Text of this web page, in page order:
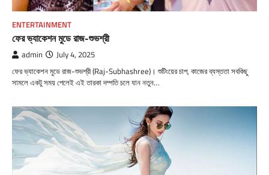
ENTERTAINMENT
ফের ভ্যাকেশন মুডে রাজ-শুভশ্রী
admin July 4, 2025
ফের ভ্যাকেশন মুডে রাজ-শুভশ্রী (Raj-Subhashree)। শুটিংয়ের চাপ, কাজের ব্যস্ততা সবকিছু
সামলে একটু সময় পেলেই এই তারকা দম্পতি চলে যান নতুন…